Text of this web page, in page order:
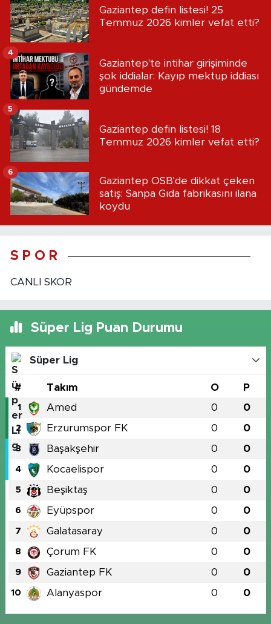
Gaziantep defin listesi! 25
Temmuz 2026 kimler vefat etti?
Gaziantep'te intihar girişiminde
şok iddialar: Kayıp mektup iddiası
gündemde
4
Gaziantep defin listesi! 18
Temmuz 2026 kimler vefat etti?
5
Gaziantep OSB'de dikkat çeken
satış: Sanpa Gıda fabrikasını ilana
koydu
6
S P O R
CANLI SKOR
Süper Lig Puan Durumu
Süper Lig
# Takım O P
1 Amed 0 0
2 Erzurumspor FK 0 0
3 Başakşehir 0 0
4 Kocaelispor 0 0
5 Beşiktaş 0 0
6 Eyüpspor 0 0
7 Galatasaray 0 0
8 Çorum FK 0 0
9 Gaziantep FK 0 0
10 Alanyaspor 0 0